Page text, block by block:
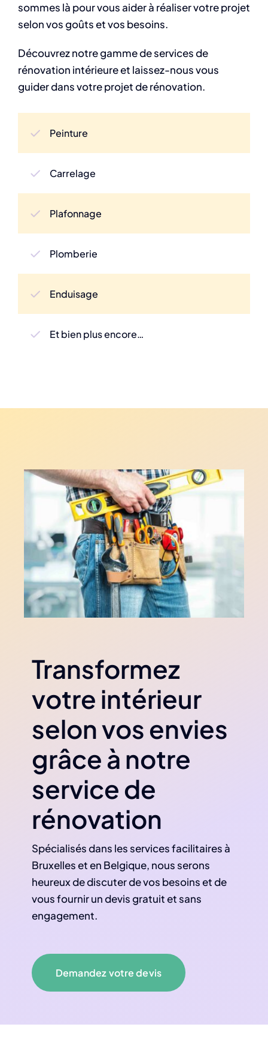
sommes là pour vous aider à réaliser votre projet
selon vos goûts et vos besoins.
Découvrez notre gamme de services de
rénovation intérieure et laissez-nous vous
guider dans votre projet de rénovation.
Peinture
Carrelage
Plafonnage
Plomberie
Enduisage
Et bien plus encore…
Transformez
votre intérieur
selon vos envies
grâce à notre
service de
rénovation
Spécialisés dans les services facilitaires à
Bruxelles et en Belgique, nous serons
heureux de discuter de vos besoins et de
vous fournir un devis gratuit et sans
engagement.
Demandez votre devis